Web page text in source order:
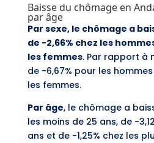
Baisse du chômage en
par âge
Par sexe, le chômage a
de -2,66% chez les
les femmes. Par rapport à
de -6,67% pour les
les femmes.
Par âge, le chômage a
les moins de 25 ans, de -
ans et de -1,25% chez les